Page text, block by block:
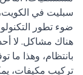
سبليت في الكويت،
ضوء تطور
هناك مشاكل. لا
بانتظام، وهذا ما
تركيب مكيفات،